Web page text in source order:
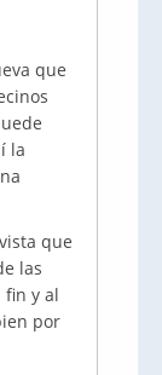
que
la
que
las
fin y al
por